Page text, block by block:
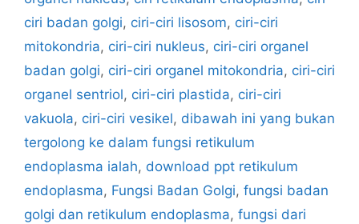
ciri badan golgi, ciri-ciri lisosom, ciri-ciri
mitokondria, ciri-ciri nukleus, ciri-ciri organel
badan golgi, ciri-ciri organel mitokondria, ciri-ciri
organel sentriol, ciri-ciri plastida, ciri-ciri
vakuola, ciri-ciri vesikel, dibawah ini yang bukan
tergolong ke dalam fungsi retikulum
endoplasma ialah, download ppt retikulum
endoplasma, Fungsi Badan Golgi, fungsi badan
golgi dan retikulum endoplasma, fungsi dari